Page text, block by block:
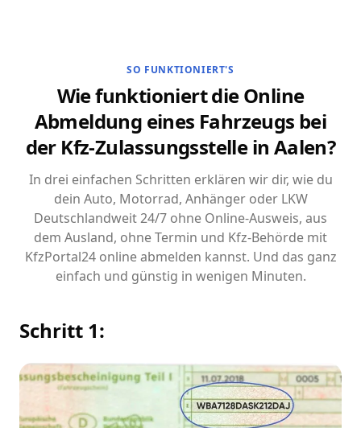
SO FUNKTIONIERT'S
Wie funktioniert die Online
Abmeldung eines Fahrzeugs bei
der Kfz-Zulassungsstelle in Aalen?
In drei einfachen Schritten erklären wir dir, wie du
dein Auto, Motorrad, Anhänger oder LKW
Deutschlandweit 24/7 ohne Online-Ausweis, aus
dem Ausland, ohne Termin und Kfz-Behörde mit
KfzPortal24 online abmelden kannst. Und das ganz
einfach und günstig in wenigen Minuten.
Schritt 1: